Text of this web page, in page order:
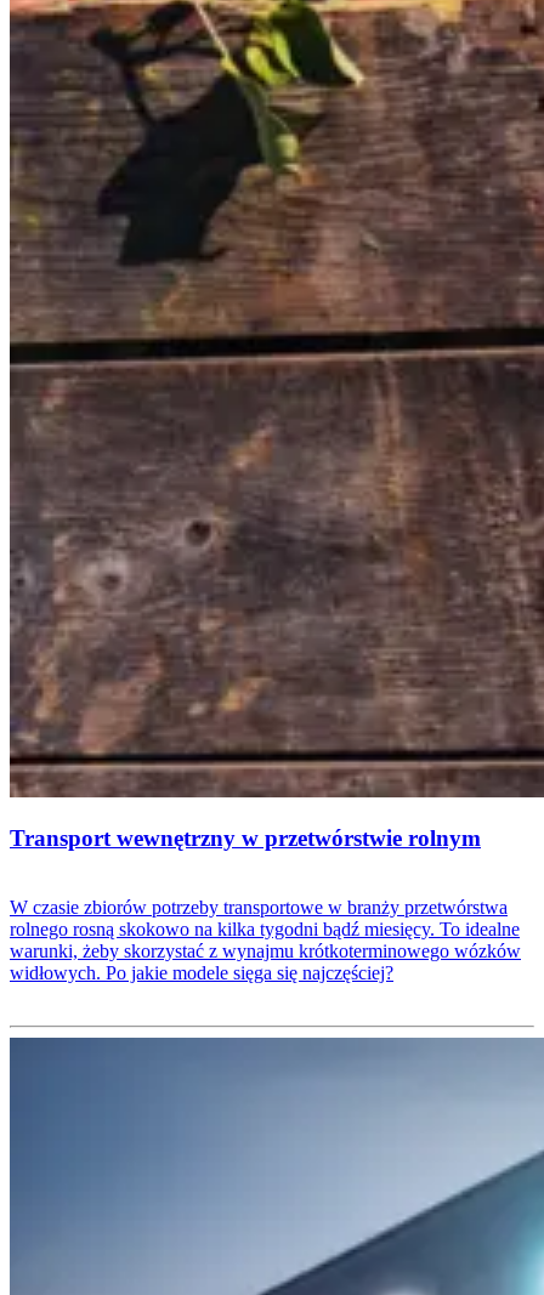
Transport wewnętrzny w przetwórstwie rolnym
W czasie zbiorów potrzeby transportowe w branży przetwórstwa
rolnego rosną skokowo na kilka tygodni bądź miesięcy. To idealne
warunki, żeby skorzystać z wynajmu krótkoterminowego wózków
widłowych. Po jakie modele sięga się najczęściej?